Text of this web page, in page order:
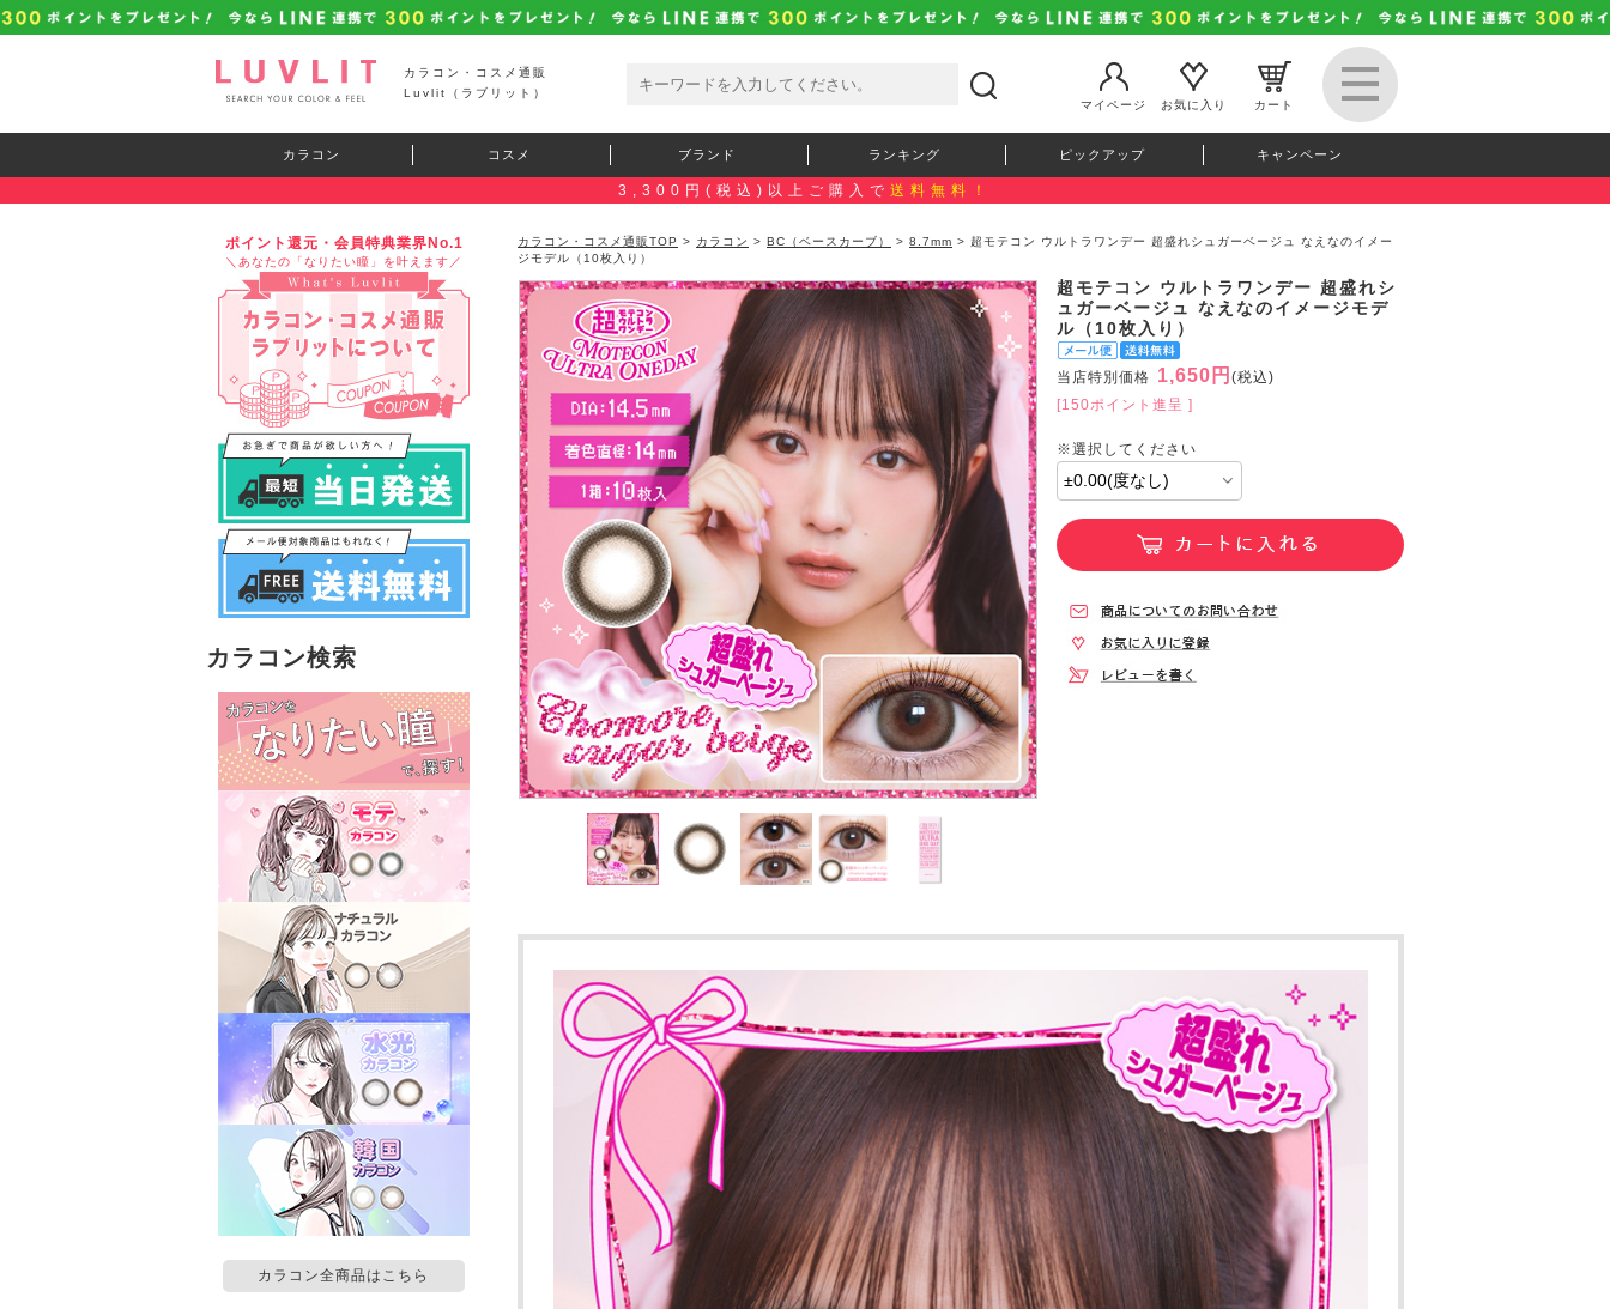
カラコン・コスメ通販
Luvlit（ラブリット）
マイページ
お気に入り カート
カラコン コスメ ブランド ランキング ピックアップ キャンペーン
3,300円(税込)以上ご購入で 送料無料！
ポイント還元・会員特典業界No.1
＼あなたの「なりたい瞳」を叶えます／
カラコン検索
カラコン全商品はこちら
カラコン・コスメ通販TOP > カラコン > BC（ベースカーブ） > 8.7mm > 超モテコン ウルトラワンデー 超盛れシュガーベージュ なえなのイメー
ジモデル（10枚入り）
超モテコン ウルトラワンデー 超盛れシ
ュガーベージュ なえなのイメージモデ
ル（10枚入り）
当店特別価格 1,650円 (税込)
[150ポイント進呈 ]